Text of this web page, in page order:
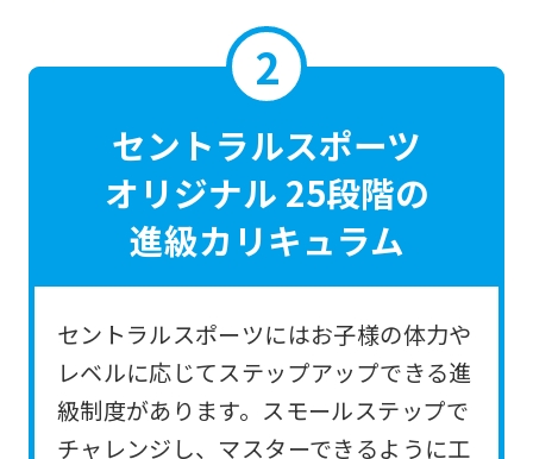
セントラルスポーツ
オリジナル 25段階の
進級カリキュラム
セントラルスポーツにはお子様の体力や
レベルに応じてステップアップできる進
級制度があります。スモールステップで
チャレンジし、マスターできるように工
(start
automatic
translation)
to
return
to
the
page.
However,
if